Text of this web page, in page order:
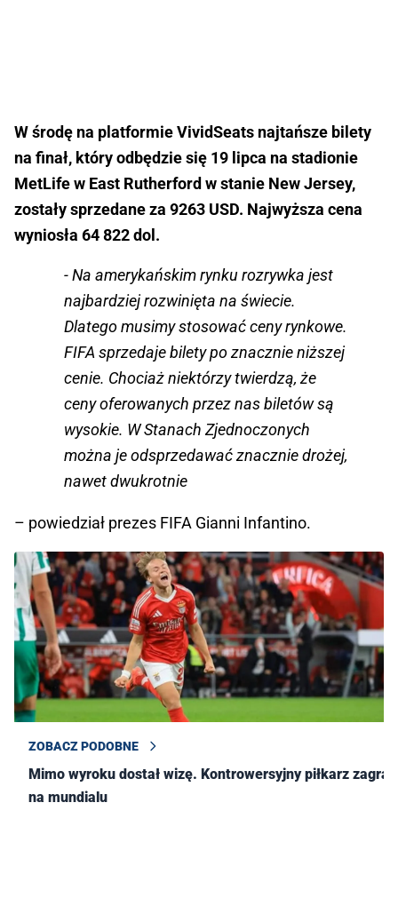
W środę na platformie VividSeats najtańsze bilety
na finał, który odbędzie się 19 lipca na stadionie
MetLife w East Rutherford w stanie New Jersey,
zostały sprzedane za 9263 USD. Najwyższa cena
wyniosła 64 822 dol.
- Na amerykańskim rynku rozrywka jest
najbardziej rozwinięta na świecie.
Dlatego musimy stosować ceny rynkowe.
FIFA sprzedaje bilety po znacznie niższej
cenie. Chociaż niektórzy twierdzą, że
ceny oferowanych przez nas biletów są
wysokie. W Stanach Zjednoczonych
można je odsprzedawać znacznie drożej,
nawet dwukrotnie
– powiedział prezes FIFA Gianni Infantino.
ZOBACZ PODOBNE
Mimo wyroku dostał wizę. Kontrowersyjny piłkarz zagra
na mundialu